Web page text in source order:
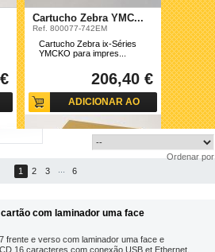
Cartucho Zebra YMC...
Ref. 800077-742EM
Cartucho Zebra ix-Séries
YMCKO para impres...
206,40 €
ADICIONAR AO
CARRINHO
Ordenar por
1 2 3 6
com laminador uma face
frente e verso com laminador uma face e
16 caracteres com conexão USB et Ethernet.